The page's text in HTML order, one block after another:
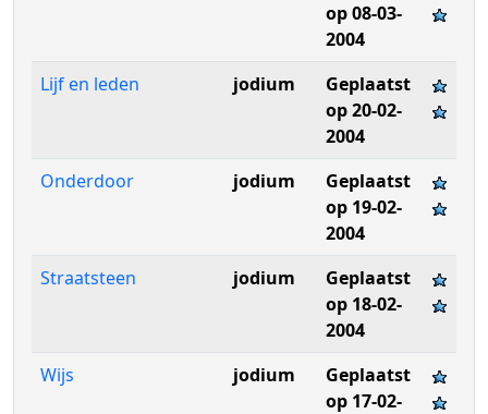
op 08-03-
2004
Lijf en leden
jodium
Geplaatst
op 20-02-
2004
Onderdoor
jodium
Geplaatst
op 19-02-
2004
Straatsteen
jodium
Geplaatst
op 18-02-
2004
Wijs
jodium
Geplaatst
op 17-02-